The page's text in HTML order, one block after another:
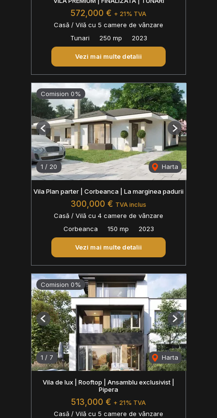
572,000 € + 21% TVA
Casă / Vilă cu 5 camere de vânzare
Tunari
250 mp 2023
Vezi mai multe detalii
Comision 0%
1 / 20 Harta
Previous Next
Vila Plan parter | Corbeanca | La marginea padurii
300,000 € TVA inclus
Casă / Vilă cu 4 camere de vânzare
Corbeanca
150 mp 2023
Vezi mai multe detalii
Comision 0%
1 / 7 Harta
Previous Next
Vila de lux | Rooftop | Ansamblu exclusivist |
Pipera
513,000 € + 21% TVA
Casă / Vilă cu 5 camere de vânzare